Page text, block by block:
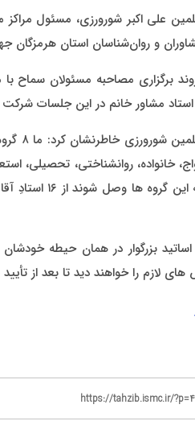
علی اکبر شورورزی، مسئول
و روان‌شناسان استان
حجت
خانواده، روانشناختی، تحصیلی،
بزرگوار در همان حیطه
لازم را خواهند دید تا بعد از
https://tahzib.ismc.ir/